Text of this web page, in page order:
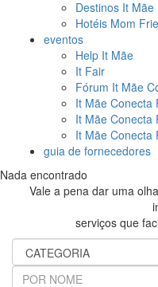
Destinos It Mãe
Hotéis Mom
eventos
Help It Mãe
It Fair
Fórum It Mãe
It Mãe Conecta
It Mãe Conecta
It Mãe Conecta
guia de fornecedores
Nada encontrado
Vale a pena dar uma
serviços que